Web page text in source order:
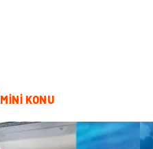
MİNİ KONU